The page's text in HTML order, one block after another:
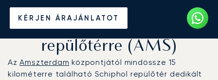
KÉRJEN ÁRAJÁNLATOT
Magánrepülőgép bérlése
az Amszterdam-Schiphol
repülőtérre (AMS)
AzAmszterdam központjától mindössze 15
kilométerre található Schiphol repülőtér dedikált